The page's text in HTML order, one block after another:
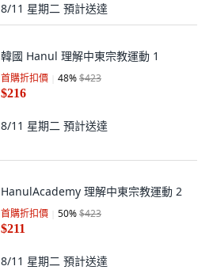
8/11 星期二 預計送達
韓國 Hanul 理解中東宗教運動 1
首購折扣價 48%$423
$216
8/11 星期二 預計送達
HanulAcademy 理解中東宗教運動 2
首購折扣價 50%$423
$211
8/11 星期二 預計送達